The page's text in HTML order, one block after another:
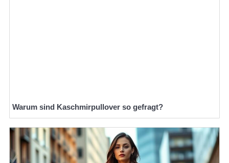
Warum sind Kaschmirpullover so gefragt?